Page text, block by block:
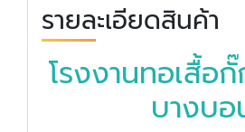
รายละเอียดสินค้า
โรงงานทอเสื้อ
บางบอ